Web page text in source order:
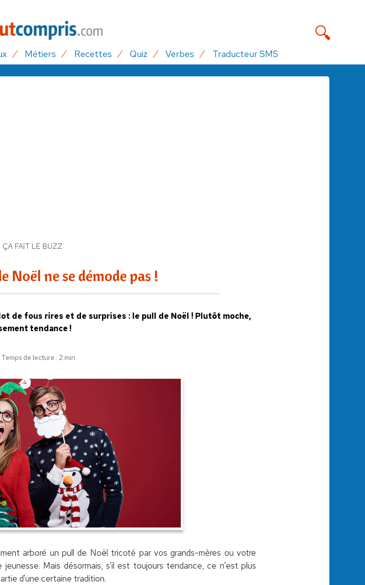
Métiers Recettes Quiz Verbes Traducteur SMS
ÇA FAIT LE BUZZ
Noël ne se démode pas !
de fous rires et de surprises : le pull de Noël ! Plutôt moche,
tendance !
Temps de lecture : 2 min
arboré un pull de Noël tricoté par vos grands-mères ou votre
Mais désormais, s'il est toujours tendance, ce n'est plus
d'une certaine tradition.